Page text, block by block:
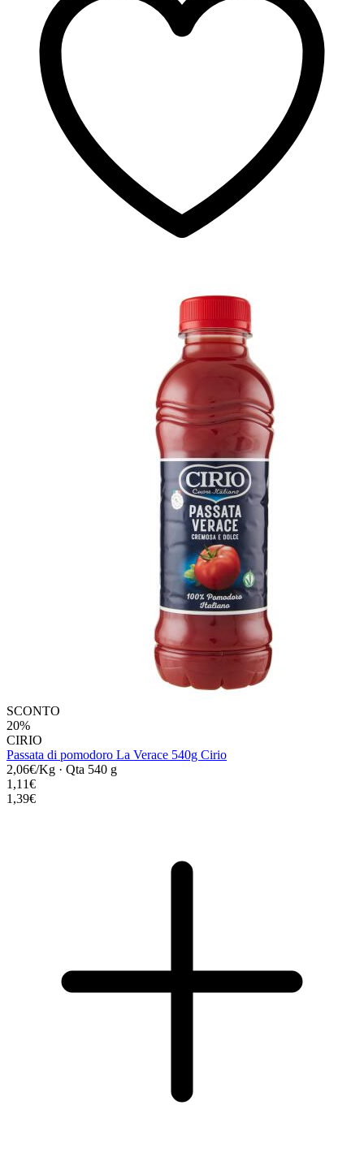
SCONTO
20%
CIRIO
Passata di pomodoro La Verace 540g Cirio
2,06€/Kg · Qta 540 g
1,11€
1,39€